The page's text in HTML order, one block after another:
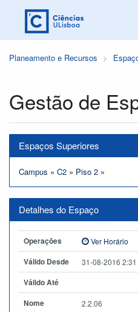
Planeamento e Recursos
Gestão de
Espaços Superiores
Campus » C2 » Piso 2 »
Detalhes do Espaço
Operações Ver Horário
Válido Desde 31-08-2016 2:31
Válido Até
Nome
2.2.06